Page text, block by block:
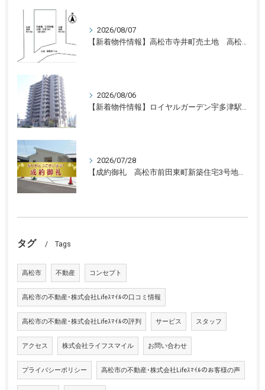
2026/08/07
【新着物件情報】高松市寺井町売土地 高松の不動産売却、不動産買取、不動産査定のことならLifeスマイル
2026/08/06
【新着物件情報】ロイヤルガーデン宇多津駅前三番館1305号 高松の不動産売却、不動産買取、不動産査定のことならLifeスマイル
2026/07/28
【成約御礼 高松市前田東町新築住宅3号地】香川県の不動産の買取・売却・査定ならLifeスマイルにお任せください
タグ Tags
高松市 不動産 コンセプト
高松市の不動産･株式会社Lifeｽﾏｲﾙの口コミ情報
高松市の不動産･株式会社Lifeｽﾏｲﾙの評判 サービス スタッフ
アクセス 株式会社ライフスマイル お問い合わせ
プライバシーポリシー 高松市の不動産･株式会社Lifeｽﾏｲﾙのお客様の声